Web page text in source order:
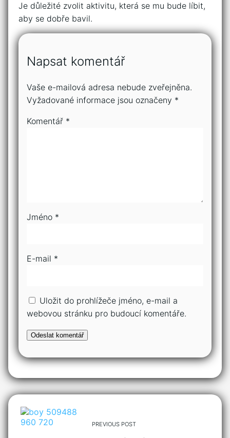
Je důležité zvolit aktivitu, která se mu bude líbit,
aby se dobře bavil.
Napsat komentář
Vaše e-mailová adresa nebude zveřejněna.
Vyžadované informace jsou označeny *
Komentář *
Jméno *
E-mail *
Uložit do prohlížeče jméno, e-mail a
webovou stránku pro budoucí komentáře.
PREVIOUS POST